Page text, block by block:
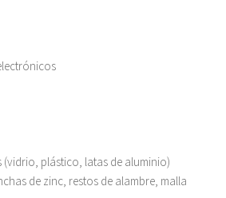
(vidrio, plástico, latas de aluminio)
de zinc, restos de alambre, malla